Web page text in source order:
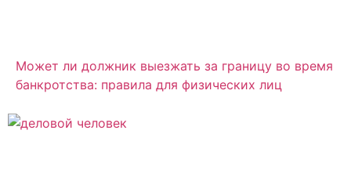
Может ли должник выезжать за границу во время
банкротства: правила для физических лиц